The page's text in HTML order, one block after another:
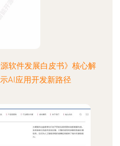
软件发展白皮书》核心解
AI应用开发新路径